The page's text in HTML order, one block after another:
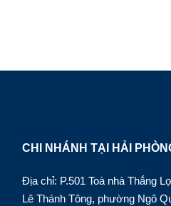
CHI NHÁNH TẠI HẢI
Địa chỉ: P.501 Toà nhà Thắng
Lê Thánh Tông, phường Ngô